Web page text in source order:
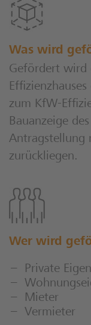
Was wird
Gefördert wird
zum KfW-
Bauanzeige
Antragstellung
zurückliegen.
Wer wird
Private
Mieter
Vermieter